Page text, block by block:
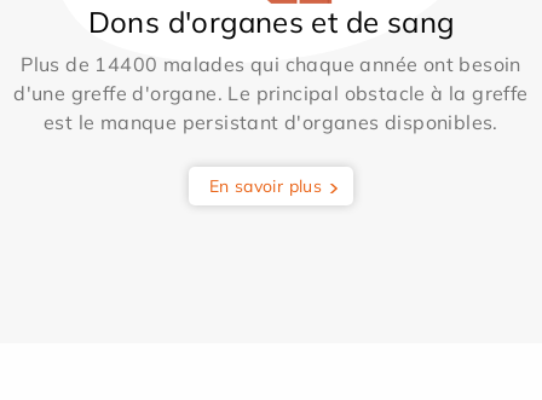
Dons d'organes et de sang
Plus de 14400 malades qui chaque année ont besoin
d'une greffe d'organe. Le principal obstacle à la greffe
est le manque persistant d'organes disponibles.
En savoir plus